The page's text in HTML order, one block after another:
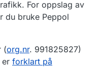
For oppslag av
du bruke Peppol
(org.nr. 991825827)
er forklart på